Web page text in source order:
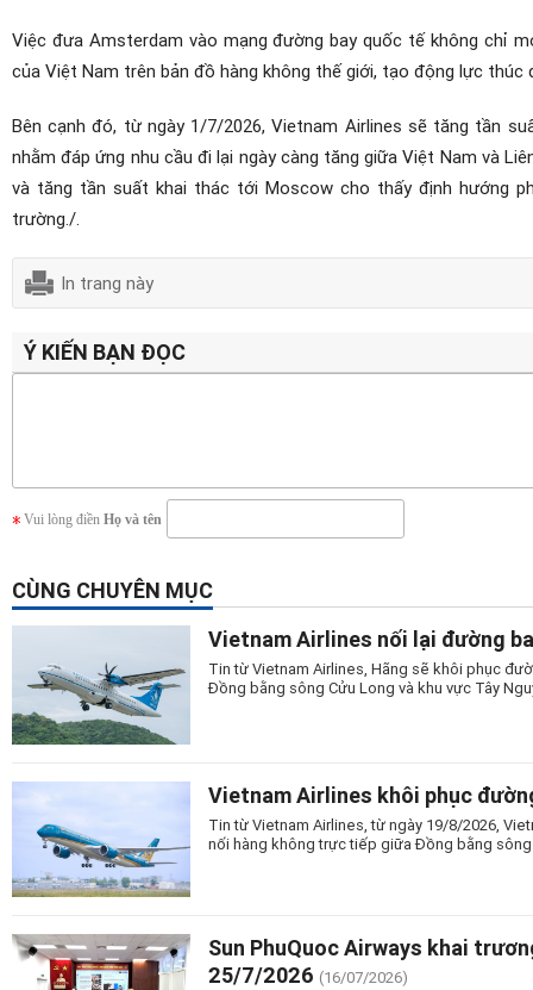
Việc đưa Amsterdam vào mạng đường bay quốc tế không chỉ
của Việt Nam trên bản đồ hàng không thế giới, tạo động lực
Bên cạnh đó, từ ngày 1/7/2026, Vietnam Airlines sẽ tăng tần
nhằm đáp ứng nhu cầu đi lại ngày càng tăng giữa Việt Nam và
và tăng tần suất khai thác tới Moscow cho thấy định hướng
trường./.
In trang này
Ý KIẾN BẠN ĐỌC
Vui lòng điền Họ và tên
CÙNG CHUYÊN MỤC
Vietnam Airlines nối lại đường
Tin từ Vietnam Airlines, Hãng sẽ khôi phục
Đồng bằng sông Cửu Long và khu vực Tây
Vietnam Airlines khôi phục
Tin từ Vietnam Airlines, từ ngày 19/8/2026,
nối hàng không trực tiếp giữa Đồng bằng
Sun PhuQuoc Airways khai
25/7/2026 (16/07/2026)